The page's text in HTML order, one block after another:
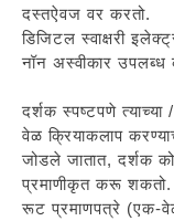
दस्तऐवज वर करतो.
डिजिटल स्वाक्षरी
नॉन अस्वीकार उपलब्ध
दर्शक स्पष्टपणे
वेळ क्रियाकलाप
जोडले जातात, दर्शक
प्रमाणीकृत करू शकतो.
रूट प्रमाणपत्रे (एक-